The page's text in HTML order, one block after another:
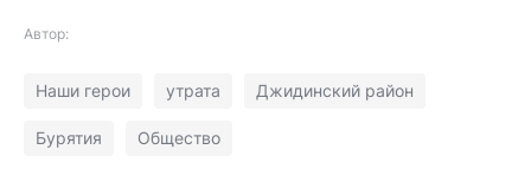
Автор:
Наши герои утрата Джидинский район
Бурятия Общество